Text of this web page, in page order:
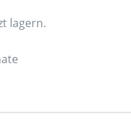
lagern.